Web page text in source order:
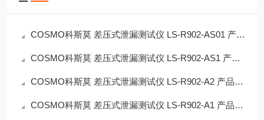
COSMO科斯莫 差压式泄漏测试仪 LS‑R902‑AS01 产品简介
COSMO科斯莫 差压式泄漏测试仪 LS‑R902‑AS1 产品简介
COSMO科斯莫 差压式泄漏测试仪 LS‑R902‑A2 产品简介
COSMO科斯莫 差压式泄漏测试仪 LS‑R902‑A1 产品简介